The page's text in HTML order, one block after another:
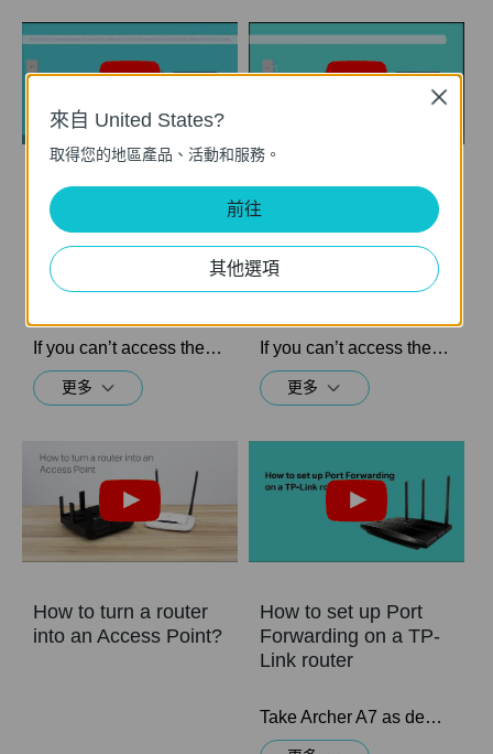
What should I do if I
cannot access the
internet? - Using a
DSL modem and a
TP-Link router
If you can’t access the internet using a DSL modem and TP-Link router, this video can help you solve the problem.
更多
What should I do if I
cannot access the
internet? - Using a
cable modem and a
TP-Link router
If you can’t access the internet using a cable modem and TP-Link router, follow this video step by step to solve your problem.
更多
How to turn a router
into an Access Point?
How to set up Port
Forwarding on a TP-
Link router
Take Archer A7 as demonstration.
來自 United States?
取得您的地區產品、活動和服務。
前往
其他選項
Close